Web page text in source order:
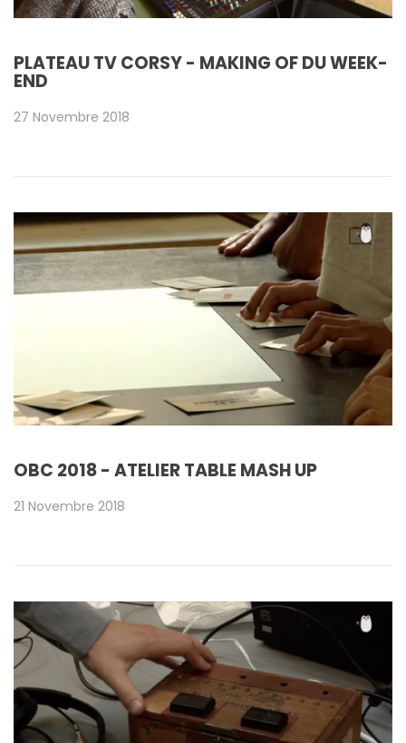
PLATEAU TV CORSY - MAKING OF DU WEEK-
END
27 Novembre 2018
OBC 2018 - ATELIER TABLE MASH UP
21 Novembre 2018